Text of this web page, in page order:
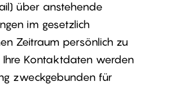
über anstehende
im gesetzlich
Zeitraum persönlich zu
Ihre Kontaktdaten werden
zweckgebunden für